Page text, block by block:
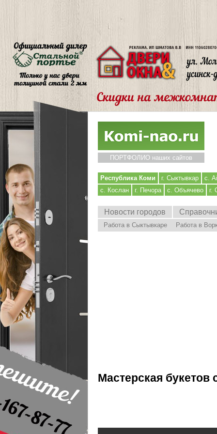
ПОРТФОЛИО наших сайтов
Республика Коми г. Сыктывкар
с.
с. Кослан
г. Печора с. Объячево г.
Новости городов
Работа в Сыктывкаре Работа в
Мастерская